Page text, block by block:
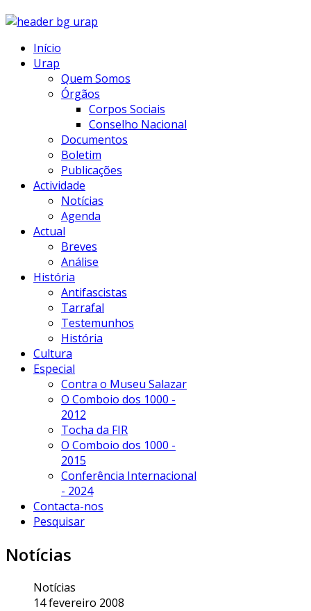
Início
Urap
Quem Somos
Órgãos
Corpos Sociais
Conselho Nacional
Documentos
Boletim
Publicações
Actividade
Notícias
Agenda
Actual
Breves
Análise
História
Antifascistas
Tarrafal
Testemunhos
História
Cultura
Especial
Contra o Museu Salazar
O Comboio dos 1000 -
2012
Tocha da FIR
O Comboio dos 1000 -
2015
Conferência Internacional
- 2024
Contacta-nos
Pesquisar
Notícias
Notícias
14 fevereiro 2008